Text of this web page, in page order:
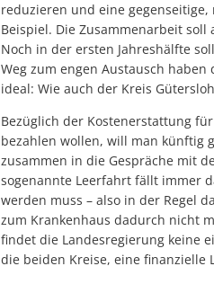
reduzieren und eine
Beispiel. Die Zusammenarbeit
Noch in der ersten Jahreshälfte
Weg zum engen Austausch
ideal: Wie auch der Kreis
Bezüglich der Kostenerstattung
bezahlen wollen, will man künftig
zusammen in die Gespräche mit
sogenannte Leerfahrt fällt immer
werden muss – also in der Regel
zum Krankenhaus dadurch nicht
findet die Landesregierung keine
die beiden Kreise, eine finanzielle